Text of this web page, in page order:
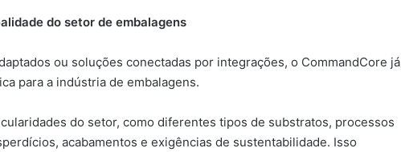
do setor de embalagens
ou soluções conectadas por integrações, o CommandCore já
para a indústria de embalagens.
do setor, como diferentes tipos de substratos, processos
acabamentos e exigências de sustentabilidade. Isso